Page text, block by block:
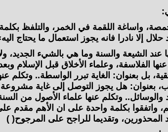
واساغة اللقمة في الخمر، والتلفظ
إلا نادرا فانه يجوز استعمال ما يحتاج
الشيعة والسنة وما هي بالشيء الجديد، ولا
الفلاسفة، وعلماء الأخلاق قبل الإسلام
بل بعنوان: الغاية تبرر الواسطة.‏. وتكلم
بعنوان: هل يجوز التوصل إلى غاية
وتكلم عنها علماء الأصول من
واتفقوا بكلمة واحدة على ان الأهم مقدم على
المحذورين، وتقديما للراجح على المرجوح( )